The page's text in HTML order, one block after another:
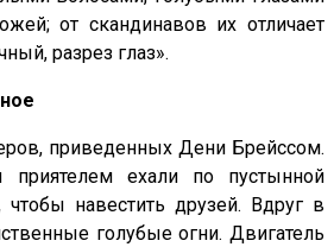
от скандинавов их отличает
разрез глаз».
приведенных Дени Брейссом.
ехали по пустынной
навестить друзей. Вдруг в
голубые огни. Двигатель